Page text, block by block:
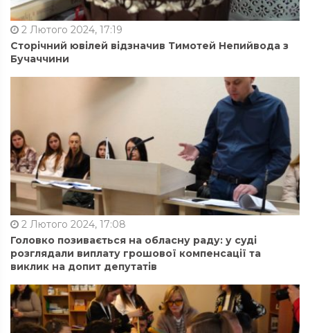
2 Лютого 2024, 17:19
Сторічний ювілей відзначив Тимотей Непийвода з
Бучаччини
2 Лютого 2024, 17:08
Головко позивається на обласну раду: у суді
розглядали виплату грошової компенсації та
виклик на допит депутатів